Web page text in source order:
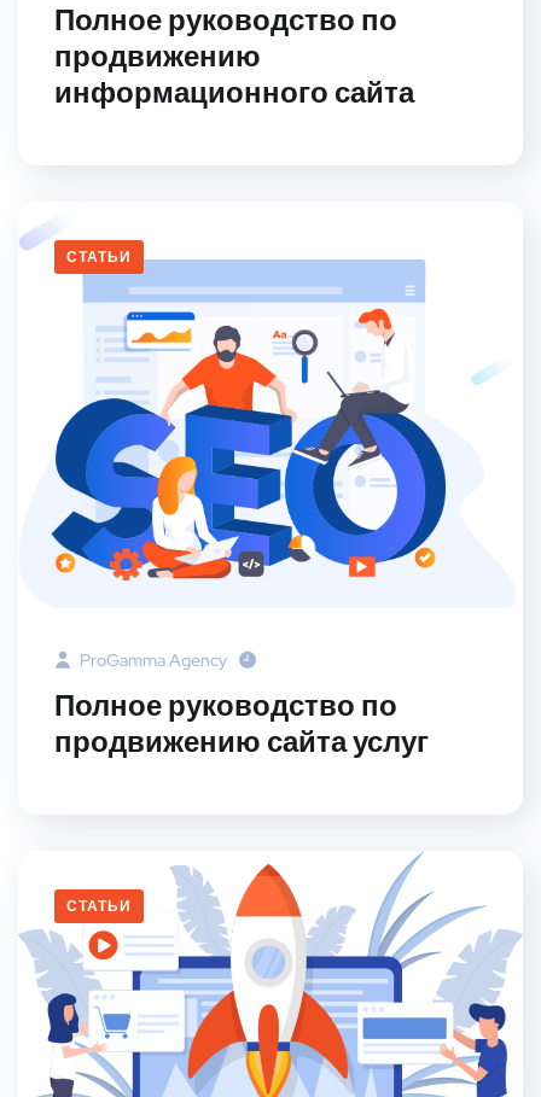
Полное руководство по
продвижению
информационного сайта
СТАТЬИ
ProGamma Agency
Полное руководство по
продвижению сайта услуг
СТАТЬИ